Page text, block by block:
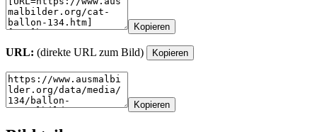
Kopieren
URL: (direkte URL zum Bild) Kopieren
Kopieren